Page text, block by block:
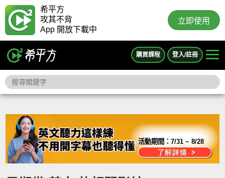
希平方
攻其不背
App 開放下載中
立即使用
購買課程 登入/註冊
活動期間：7/31 ~ 8/28